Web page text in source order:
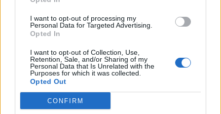
I want to opt-out of processing my
Personal Data for Targeted Advertising.
Opted In
I want to opt-out of Collection, Use,
Retention, Sale, and/or Sharing of my
Personal Data that Is Unrelated with the
Purposes for which it was collected.
Opted Out
CONFIRM
Osmrtnice
Ivana Mernik
Franc Penšek
Maksi Podlesnik
Stanislava Arlič
Elica Vačun